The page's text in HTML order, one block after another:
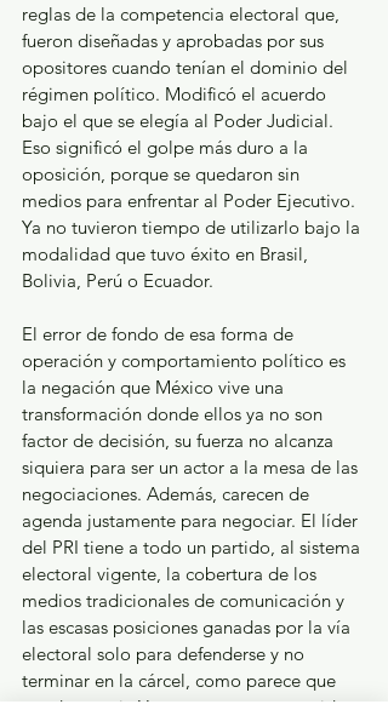
reglas de la competencia electoral que,
fueron diseñadas y aprobadas por sus
opositores cuando tenían el dominio del
régimen político. Modificó el acuerdo
bajo el que se elegía al Poder Judicial.
Eso significó el golpe más duro a la
oposición, porque se quedaron sin
medios para enfrentar al Poder Ejecutivo.
Ya no tuvieron tiempo de utilizarlo bajo la
modalidad que tuvo éxito en Brasil,
Bolivia, Perú o Ecuador.
El error de fondo de esa forma de
operación y comportamiento político es
la negación que México vive una
transformación donde ellos ya no son
factor de decisión, su fuerza no alcanza
siquiera para ser un actor a la mesa de las
negociaciones. Además, carecen de
agenda justamente para negociar. El líder
del PRI tiene a todo un partido, al sistema
electoral vigente, la cobertura de los
medios tradicionales de comunicación y
las escasas posiciones ganadas por la vía
electoral solo para defenderse y no
terminar en la cárcel, como parece que